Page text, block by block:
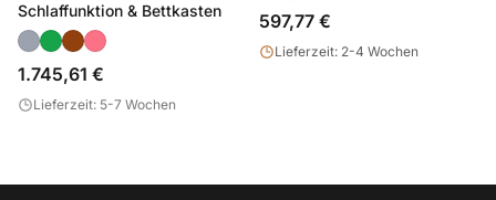
Schlaffunktion & Bettkasten
1.745,61 €
Lieferzeit: 5-7 Wochen
597,77 €
Lieferzeit: 2-4 Wochen